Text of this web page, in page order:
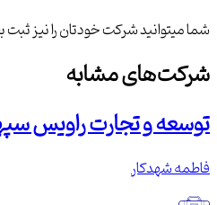
شما میتوانید شرکت خودتان را نیز ثبت
شرکت‌های مشابه
توسعه و تجارت راویس
فاطمه شهدکار